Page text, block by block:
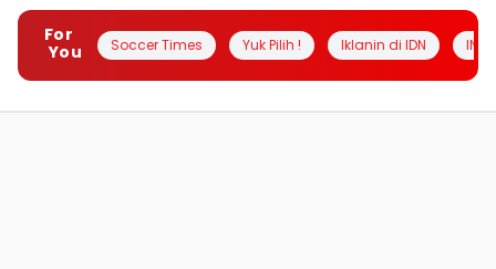
For
You
Soccer Times Yuk Pilih ! Iklanin di IDN